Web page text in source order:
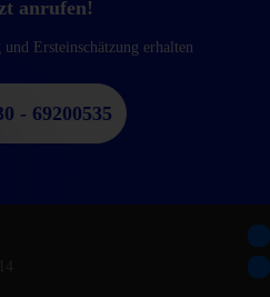
anrufen!
und Ersteinschätzung erhalten
- 69200535